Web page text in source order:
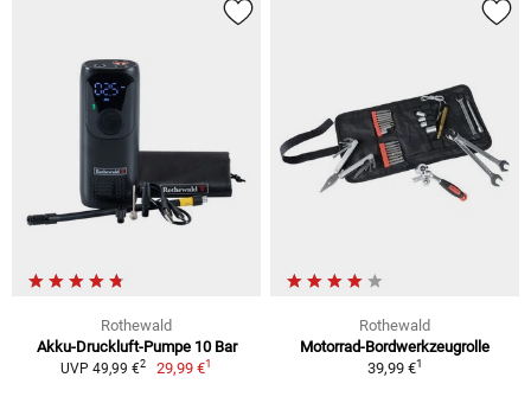
Rothewald
Akku-Druckluft-Pumpe 10 Bar
UVP 49,99 €2 29,99 €1
Rothewald
Motorrad-Bordwerkzeugrolle
39,99 €1